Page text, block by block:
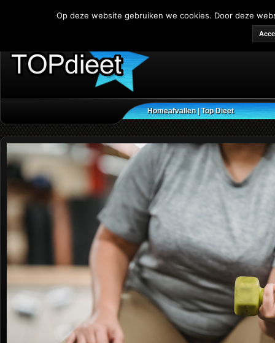
Homeafvallen | Top Dieet
Op deze website gebruiken we cookies. Door deze